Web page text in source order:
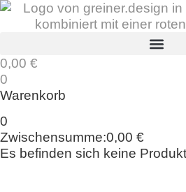
0,00 €
0
Warenkorb
0
Zwischensumme:0,00 €
Es befinden sich keine